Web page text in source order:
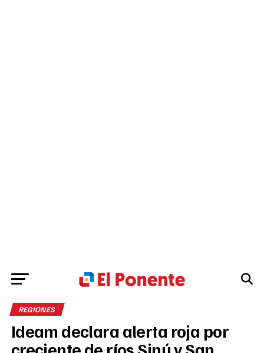
REGIONES
Ideam declara alerta roja por